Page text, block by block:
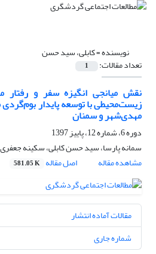
نویسنده =کابلی، سید حسن
تعداد مقالات: 1
نقش میانجی انگیزه سفر و رفتار
زیست‌محیطی با توسعه پایدار
مهدی‌شهر و سمنان
دوره 6، شماره 12، پاییز 1397
سمانه پارسا، سید حسن کابلی، سکینه جعفری
مشاهده مقاله
اصل مقاله 581.05 K
مقالات آماده انتشار
شماره جاری